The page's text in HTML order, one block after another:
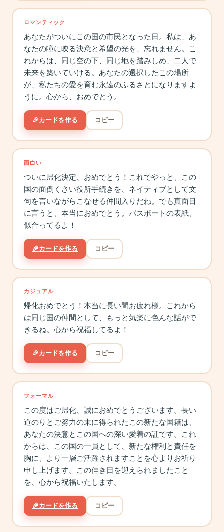
ロマンティック
あなたがついにこの国の市民となった日。私は、あ
なたの瞳に映る決意と希望の光を、忘れません。こ
れからは、同じ空の下、同じ地を踏みしめ、二人で
未来を築いていける。あなたの選択したこの場所
が、私たちの愛を育む永遠のふるさとになりますよ
うに。心から、おめでとう。
🎉カードを作る コピー
面白い
ついに帰化決定、おめでとう！これでやっと、この
国の面倒くさい役所手続きを、ネイティブとして文
句を言いながらこなせる仲間入りだね。でも真面目
に言うと、本当におめでとう。パスポートの表紙、
似合ってるよ！
🎉カードを作る コピー
カジュアル
帰化おめでとう！本当に長い間お疲れ様。これから
は同じ国の仲間として、もっと気楽に色んな話がで
きるね。心から祝福してるよ！
🎉カードを作る コピー
フォーマル
この度はご帰化、誠におめでとうございます。長い
道のりとご努力の末に得られたこの新たな国籍は、
あなたの決意とこの国への深い愛着の証です。これ
からは、この国の一員として、新たな権利と責任を
胸に、より一層ご活躍されますことを心よりお祈り
申し上げます。この佳き日を迎えられましたこと
を、心から祝福いたします。
🎉カードを作る コピー